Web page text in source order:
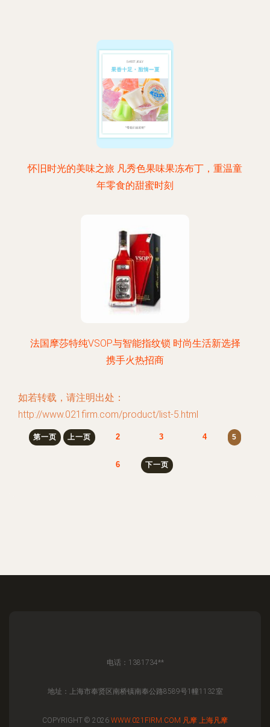
怀旧时光的美味之旅 凡秀色果味果冻布丁，重温童
年零食的甜蜜时刻
法国摩莎特纯VSOP与智能指纹锁 时尚生活新选择
携手火热招商
如若转载，请注明出处：
http://www.021firm.com/product/list-5.html
第一页 上一页 2 3 4 5
6 下一页
电话：1381734**
地址：上海市奉贤区南桥镇南奉公路8589号1幢1132室
COPYRIGHT © 2026 WWW.021FIRM.COM 凡摩 上海凡摩